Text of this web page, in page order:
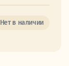
Нет в наличии